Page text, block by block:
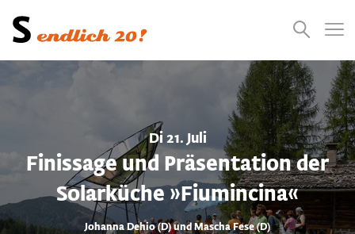
Presse Suchen
Di 21. Juli
Finissage und Präsentation der
Solarküche »Fiumincina«
Johanna Dehio (D) und Mascha Fese (D)